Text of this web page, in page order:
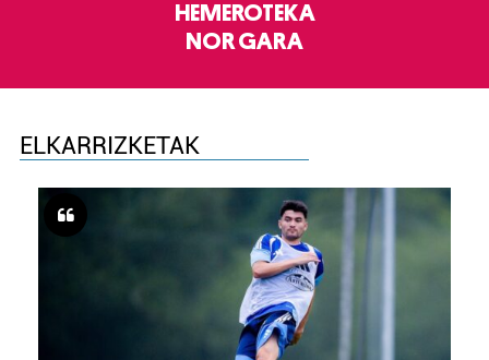
HEMEROTEKA
NOR GARA
ELKARRIZKETAK